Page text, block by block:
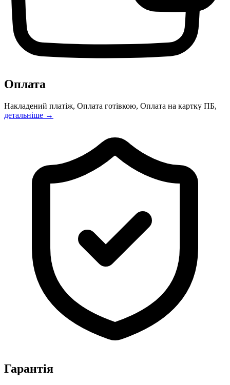
Оплата
Накладений платіж, Оплата готівкою, Оплата на картку ПБ,
детальніше →
Гарантія